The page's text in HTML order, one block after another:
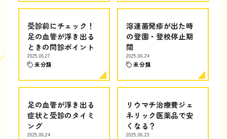
受診前にチェック！
足の血管が浮き出る
ときの問診ポイント
2025.06.27
未分類
溶連菌発疹が出た時
の登園・登校停止期
間
2025.06.24
未分類
足の血管が浮き出る
症状と受診のタイミ
ング
2025.06.24
リウマチ治療費ジェ
ネリック医薬品で安
くなる？
2025.06.23